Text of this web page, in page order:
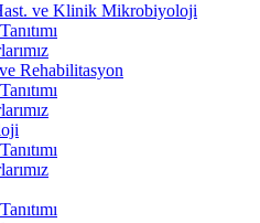
ve Klinik Mikrobiyoloji
Rehabilitasyon